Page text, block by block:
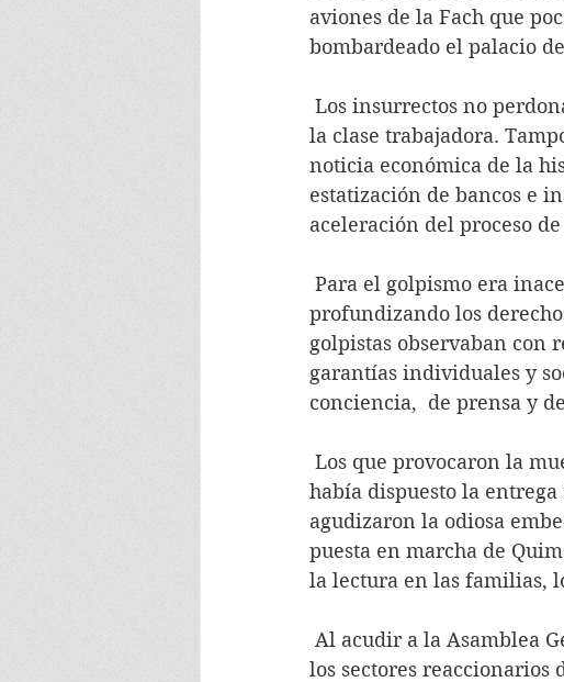
aviones de la Fach que
bombardeado el palacio
la clase trabajadora.
noticia económica de la
estatización de bancos e
aceleración del proceso
profundizando los
golpistas observaban con
garantías individuales y
conciencia,  de prensa y
había dispuesto la
agudizaron la odiosa
puesta en marcha de
la lectura en las familias,
los sectores